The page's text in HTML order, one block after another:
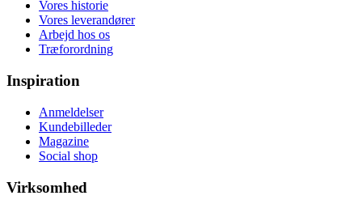
Vores historie
Vores leverandører
Arbejd hos os
Træforordning
Inspiration
Anmeldelser
Kundebilleder
Magazine
Social shop
Virksomhed